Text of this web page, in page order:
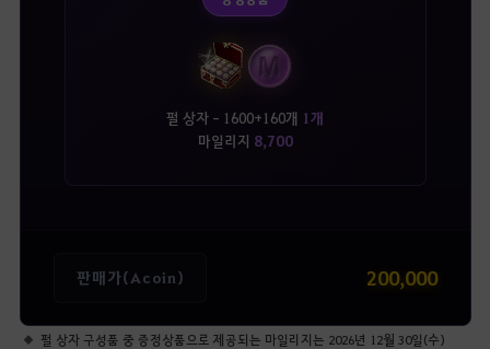
펄 상자 - 1600+160개 1개
마일리지 8,700
판매가(Acoin) 200,000
펄 상자 구성품 중 증정상품으로 제공되는 마일리지는 2026년 12월 30일(수)